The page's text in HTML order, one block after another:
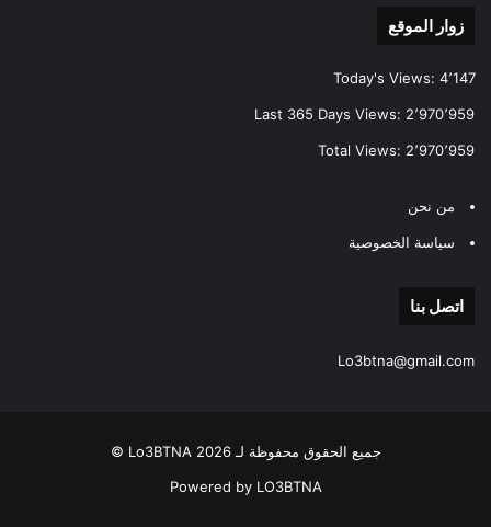
زوار الموقع
Today's Views: 4٬147
Last 365 Days Views: 2٬970٬959
Total Views: 2٬970٬959
من نحن
سياسة الخصوصية
اتصل بنا
Lo3btna@gmail.com
جميع الحقوق محفوظة لـ Lo3BTNA 2026 ©
Powered by LO3BTNA